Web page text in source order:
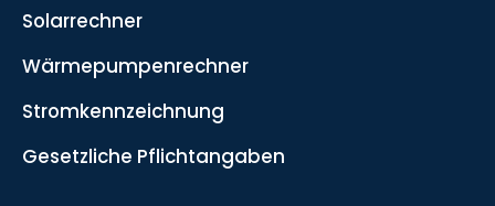
Solarrechner
Wärmepumpenrechner
Stromkennzeichnung
Gesetzliche Pflichtangaben